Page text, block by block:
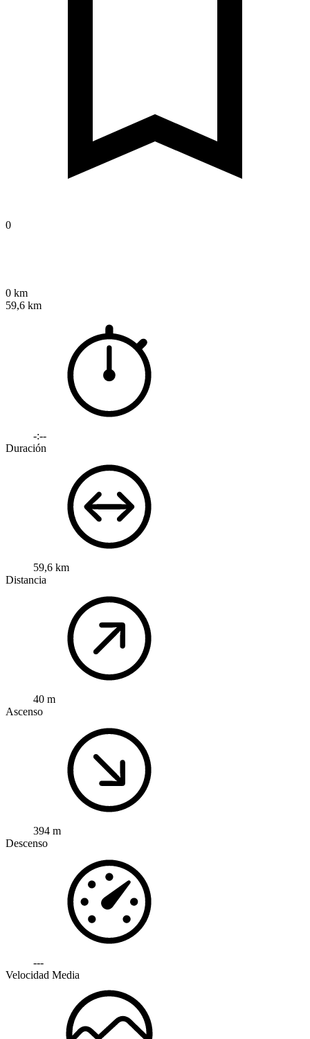
0
0 km
59,6 km
-:--
Duración
59,6 km
Distancia
40 m
Ascenso
394 m
Descenso
---
Velocidad Media